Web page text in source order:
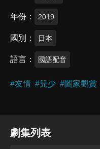
年份 2019
國別 日本
語言 國語配音
#友情 #兒少 #闔家觀賞
劇集列表